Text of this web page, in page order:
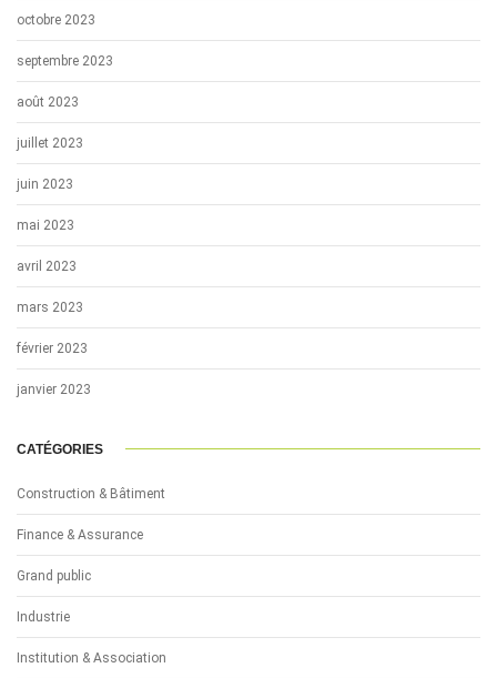
octobre 2023
septembre 2023
août 2023
juillet 2023
juin 2023
mai 2023
avril 2023
mars 2023
février 2023
janvier 2023
CATÉGORIES
Construction & Bâtiment
Finance & Assurance
Grand public
Industrie
Institution & Association